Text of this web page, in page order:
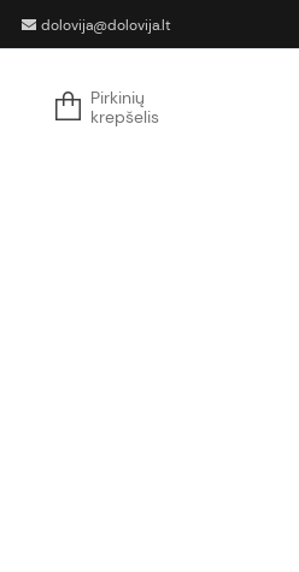
dolovija@dolovija.lt
Pirkinių
krepšelis